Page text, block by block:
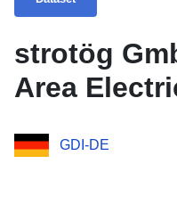
strotög
Area
GDI-DE